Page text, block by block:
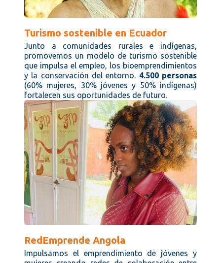
Turismo sostenible en Ecuador
Junto a comunidades rurales e indígenas,
promovemos un modelo de turismo sostenible
que impulsa el empleo, los bioemprendimientos
y la conservación del entorno. 4.500 personas
(60% mujeres, 30% jóvenes y 50% indígenas)
fortalecen sus oportunidades de futuro.
RedEmprende Angola
Impulsamos el emprendimiento de jóvenes y